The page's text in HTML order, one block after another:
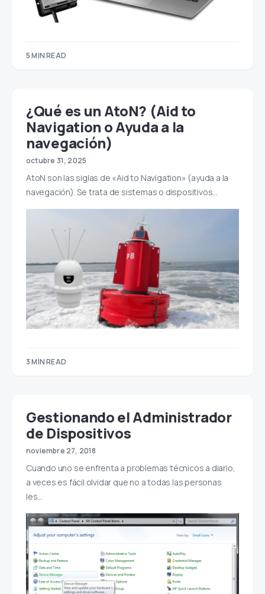
5 MIN READ
¿Qué es un AtoN? (Aid to
Navigation o Ayuda a la
navegación)
octubre 31, 2025
AtoN son las siglas de «Aid to Navigation» (ayuda a la
navegación). Se trata de sistemas o dispositivos…
3 MIN READ
Gestionando el Administrador
de Dispositivos
noviembre 27, 2018
Cuando uno se enfrenta a problemas técnicos a diario,
a veces es fácil olvidar que no a todas las personas
les…